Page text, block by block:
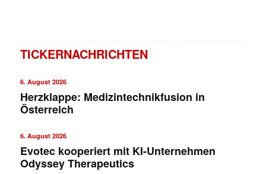
TICKERNACHRICHTEN
6. August 2026
Herzklappe: Medizintechnikfusion in
Österreich
6. August 2026
Evotec kooperiert mit KI-Unternehmen
Odyssey Therapeutics